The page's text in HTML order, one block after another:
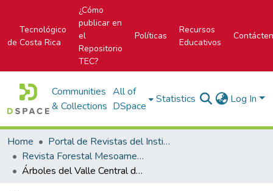
Tecnológico
de Costa Rica
¿Cómo
publicar en
el
Repositorio
TEC?
Políticas
Recursos
Educativos
Communities
& Collections
All of
DSpace
Statistics Log In
Home
Portal de Revistas del Instituto Tecnológico de Costa Rica
Revista Forestal Mesoamericana Kurú
Árboles del Valle Central de Costa Rica: reproducción Duraznillo (Prunus annularis Koehne)